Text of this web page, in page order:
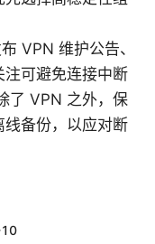
VPN 维护公告、
可避免连接中断
了 VPN 之外，保
备份，以应对断